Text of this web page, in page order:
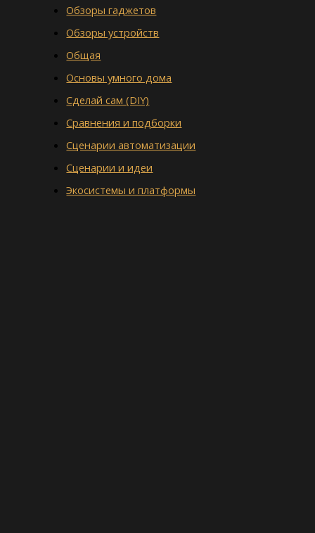
Обзоры гаджетов
Обзоры устройств
Общая
Основы умного дома
Сделай сам (DIY)
Сравнения и подборки
Сценарии автоматизации
Сценарии и идеи
Экосистемы и платформы